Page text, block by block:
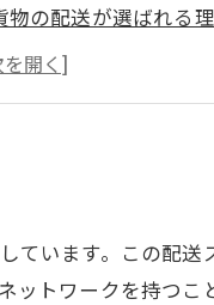
の配送が選ばれる
の効率的なサービス
貨物の成功の秘訣
の成長と展望
います。この配
トワークを持つ